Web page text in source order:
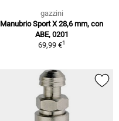
gazzini
Manubrio Sport X 28,6 mm, con
ABE, 0201
69,99 €1